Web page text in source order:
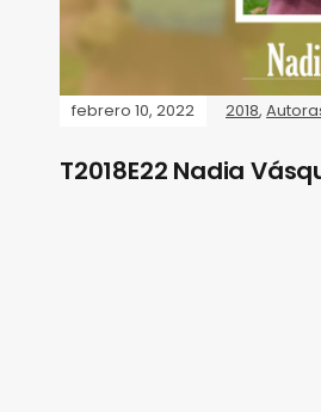
febrero 10, 2022 2018,
T2018E22 Nadia